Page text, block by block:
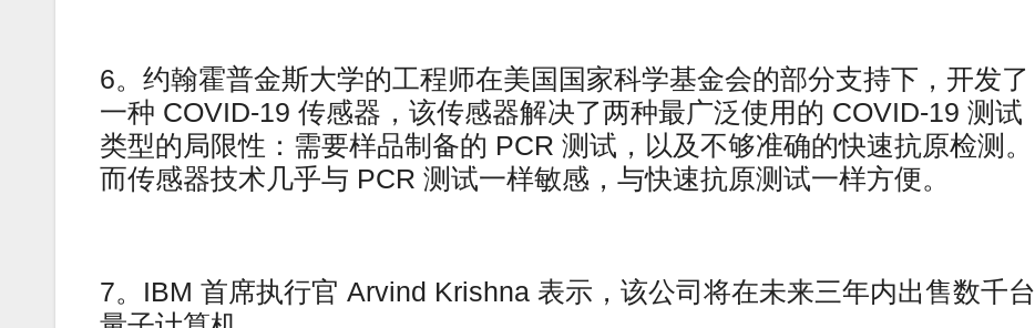
6。约翰霍普金斯大学的工程师在美国国家科学基金会的部分支持下，开发了
一种 COVID-19 传感器，该传感器解决了两种最广泛使用的 COVID-19 测试
类型的局限性：需要样品制备的 PCR 测试，以及不够准确的快速抗原检测。
而传感器技术几乎与 PCR 测试一样敏感，与快速抗原测试一样方便。
7。IBM 首席执行官 Arvind Krishna 表示，该公司将在未来三年内出售数千台